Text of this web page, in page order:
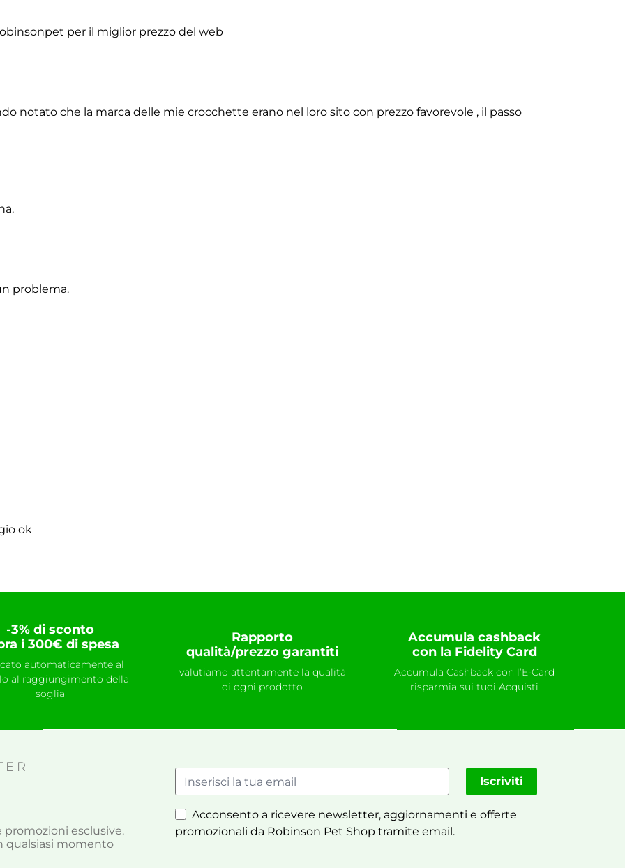
per il miglior prezzo del web
notato che la marca delle mie crocchette erano nel loro sito con prezzo favorevole , il passo
problema.
ok
-3% di sconto
i 300€ di spesa
automaticamente al
al raggiungimento della
soglia
Rapporto
qualità/prezzo garantiti
valutiamo attentamente la qualità
di ogni prodotto
Accumula cashback
con la Fidelity Card
Accumula Cashback con l’E-Card
risparmia sui tuoi Acquisti
esclusive.
qualsiasi momento
Acconsento a ricevere newsletter, aggiornamenti e offerte
promozionali da Robinson Pet Shop tramite email.
Iscriviti